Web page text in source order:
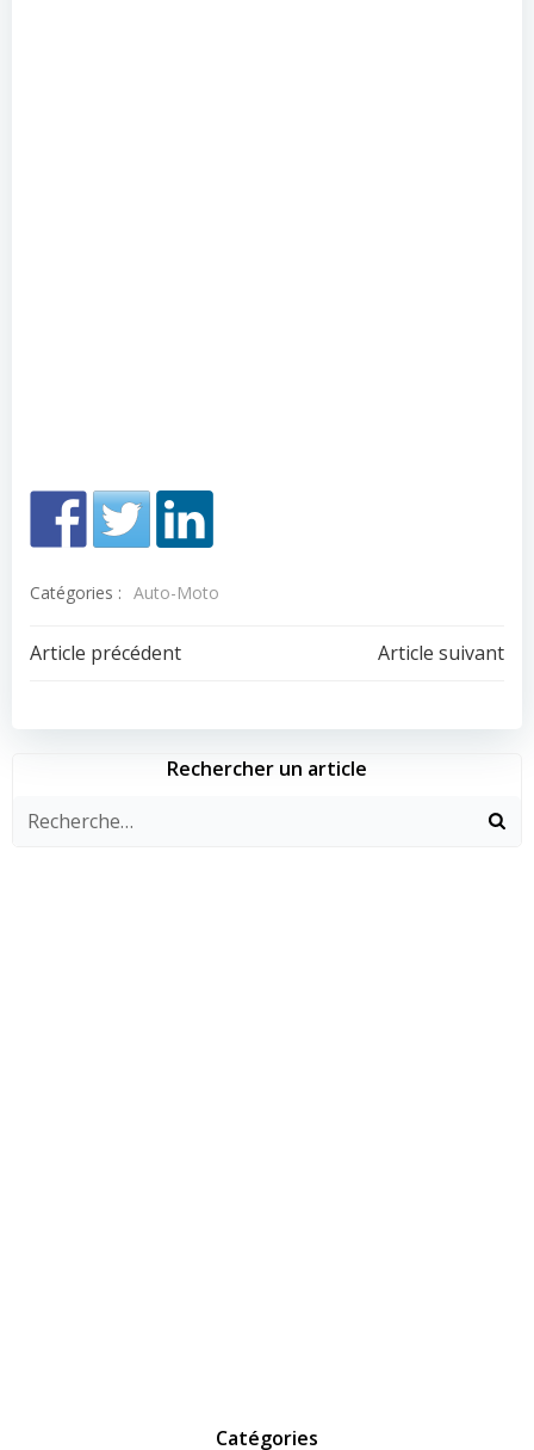
Catégories : Auto-Moto
Navigation
de
l’article
Article précédent
Navigation
de
l’article
Article suivant
Rechercher un article
Catégories